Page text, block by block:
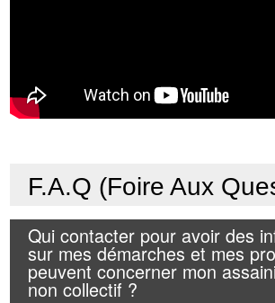
F.A.Q (Foire Aux
Qui contacter pour avoir des
sur mes démarches et mes
peuvent concerner mon
non collectif ?